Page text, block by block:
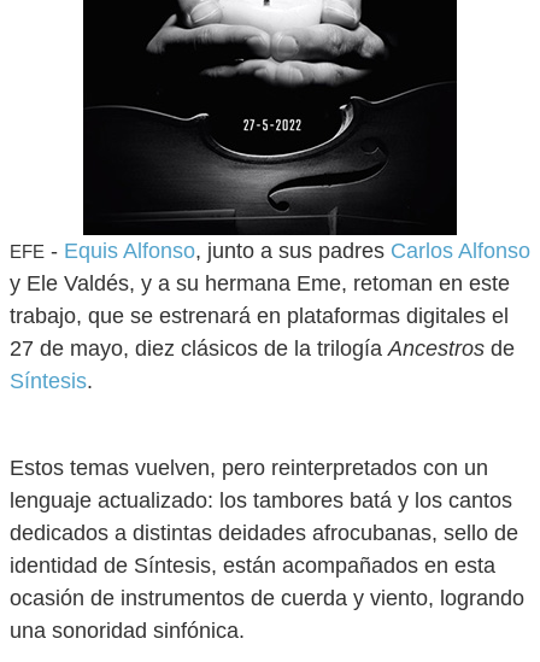
EFE - Equis Alfonso, junto a sus padres Carlos Alfonso
y Ele Valdés, y a su hermana Eme, retoman en este
trabajo, que se estrenará en plataformas digitales el
27 de mayo, diez clásicos de la trilogíaAncestros de
Síntesis.
Estos temas vuelven, pero reinterpretados con un
lenguaje actualizado: los tambores batá y los cantos
dedicados a distintas deidades afrocubanas, sello de
identidad de Síntesis, están acompañados en esta
ocasión de instrumentos de cuerda y viento, logrando
una sonoridad sinfónica.